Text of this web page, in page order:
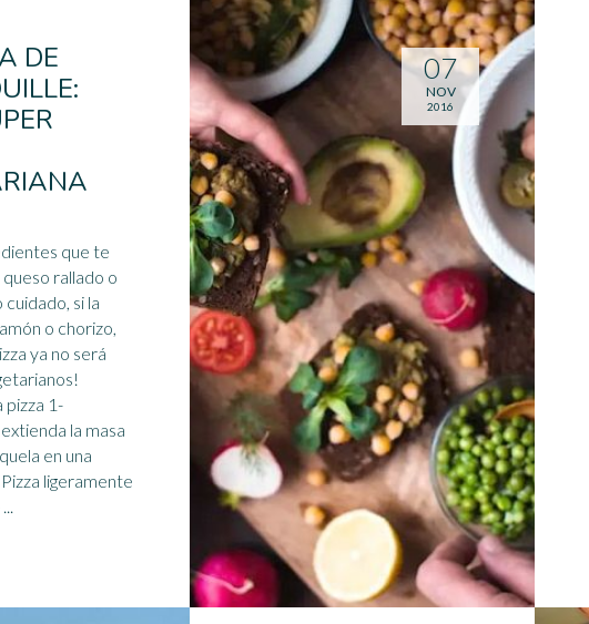
DE
que te
rallado o
si la
o chorizo,
ya no será
!
pizza 1-
la masa
en una
ligeramente
engrasada. 2- ...
07
NOV
2016